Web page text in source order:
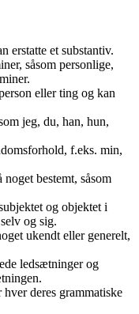
erstatte et substantiv.
såsom personlige,
eller ting og kan
jeg, du, han, hun,
f.eks. min,
bestemt, såsom
og objektet i
og sig.
ukendt eller generelt,
ledsætninger og
deres grammatiske